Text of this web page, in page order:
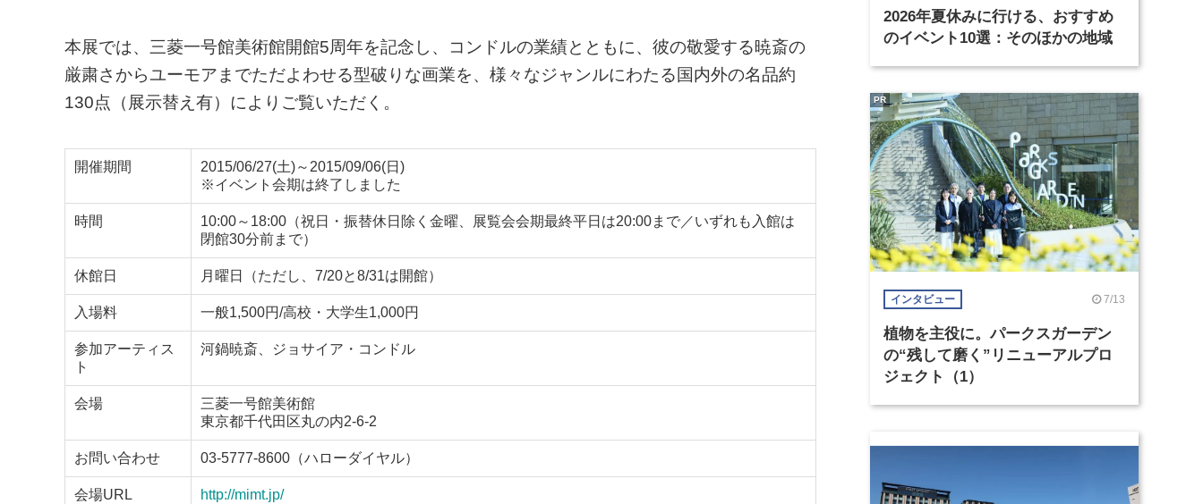
本展では、三菱一号館美術館開館5周年を記念し、コンドルの業績とともに、彼の敬愛する暁斎の
厳粛さからユーモアまでただよわせる型破りな画業を、様々なジャンルにわたる国内外の名品約
130点（展示替え有）によりご覧いただく。
開催期間
2015/06/27(土)～2015/09/06(日)
※イベント会期は終了しました
時間
10:00～18:00（祝日・振替休日除く金曜、展覧会会期最終平日は20:00まで／いずれも入館は
閉館30分前まで）
休館日 月曜日（ただし、7/20と8/31は開館）
入場料 一般1,500円/高校・大学生1,000円
参加アーティス
ト
河鍋暁斎、ジョサイア・コンドル
会場
三菱一号館美術館
東京都千代田区丸の内2-6-2
お問い合わせ 03-5777-8600（ハローダイヤル）
会場URL http://mimt.jp/
2026年夏休みに行ける、おすすめ
のイベント10選：そのほかの地域
インタビュー 7/13
植物を主役に。パークスガーデン
の“残して磨く”リニューアルプロ
ジェクト（1）
PR